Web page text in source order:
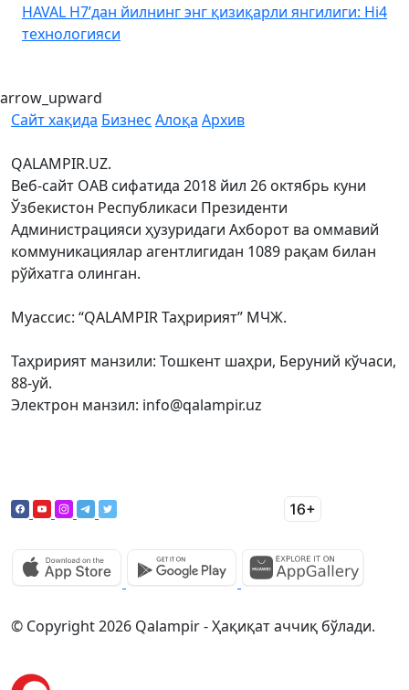
HAVAL H7’дан йилнинг энг қизиқарли янгилиги: Hi4
технологияси
arrow_upward
Сайт хақида Бизнес Алоқа Архив
QALAMPIR.UZ.
Веб-сайт ОАВ сифатида 2018 йил 26 октябрь куни
Ўзбекистон Республикаси Президенти
Администрацияси ҳузуридаги Ахборот ва оммавий
коммуникациялар агентлигидан 1089 рақам билан
рўйхатга олинган.
Муассис: “QALAMPIR Таҳририят” МЧЖ.
Таҳририят манзили: Тошкент шаҳри, Беруний кўчаси,
88-уй.
Электрон манзил: info@qalampir.uz
© Copyright 2026 Qalampir - Ҳақиқат аччиқ бўлади.